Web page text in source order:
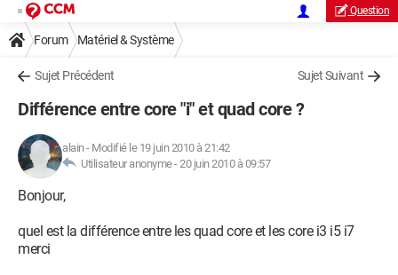
Question
Forum Matériel & Système
Sujet Précédent Sujet Suivant
Différence entre core "i" et quad core ?
alain- Modifié le 19 juin 2010 à 21:42
Utilisateur anonyme -20 juin 2010 à 09:57
Bonjour,
quel est la différence entre les quad core et les core i3 i5 i7
merci